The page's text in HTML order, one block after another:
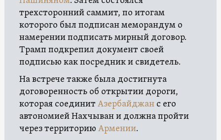
трехсторонний саммит, по итогам
которого был подписан меморандум о
намерении подписать мирный договор.
Трамп подкрепил документ своей
подписью как посредник и свидетель.
На встрече также была достигнута
договоренность об открытии дороги,
которая соединит Азербайджанс его
автономией Нахчыван и должна пройти
через территорию Армении.